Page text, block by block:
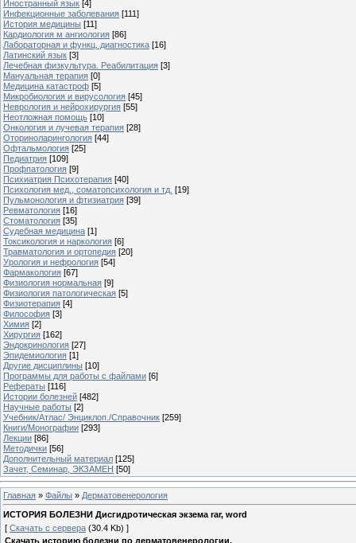
Иностранный язык [4]
Инфекционные заболевания [111]
История медицины [11]
Кардиология м ангиология [86]
Лабораторная и функц. диагностика [16]
Латинский язык [3]
Лечебная физкультура. Реабилитация [3]
Мануальная терапия [0]
Медицина катастроф [5]
Микробиология и вирусология [45]
Неврология и нейрохирургия [55]
Неотложная помощь [10]
Онкология и лучевая терапия [28]
Оториноларингология [44]
Офтальмология [25]
Педиатрия [109]
Профпатология [9]
Психиатрия Психотерапия [40]
Психология мед., соматопсихология и тд. [19]
Пульмонология и фтизиатрия [39]
Ревматология [16]
Стоматология [35]
Судебная медицина [1]
Токсикология и наркология [6]
Травматология и ортопедия [20]
Урология и нефрология [54]
Фармакология [67]
Физиология нормальная [9]
Физиология патологическая [5]
Физиотерапия [4]
Философия [3]
Химия [2]
Хирургия [162]
Эндокринология [27]
Эпидемиология [1]
Другие дисциплины [10]
Программы для работы с файлами [6]
Рефераты [116]
Истории болезней [482]
Научные работы [2]
Учебник/Атлас/ Энциклоп./Справочник [259]
Книги/Монографии [293]
Лекции [86]
Методички [56]
Дополнительный материал [125]
Зачет, Семинар, ЭКЗАМЕН [50]
Главная » Файлы » Дерматовенерология
ИСТОРИЯ БОЛЕЗНИ Дисгидротическая экзема rar, word
[ Скачать с сервера (30.4 Kb) ]
Скачать историю болезни по дерматовенерологии.